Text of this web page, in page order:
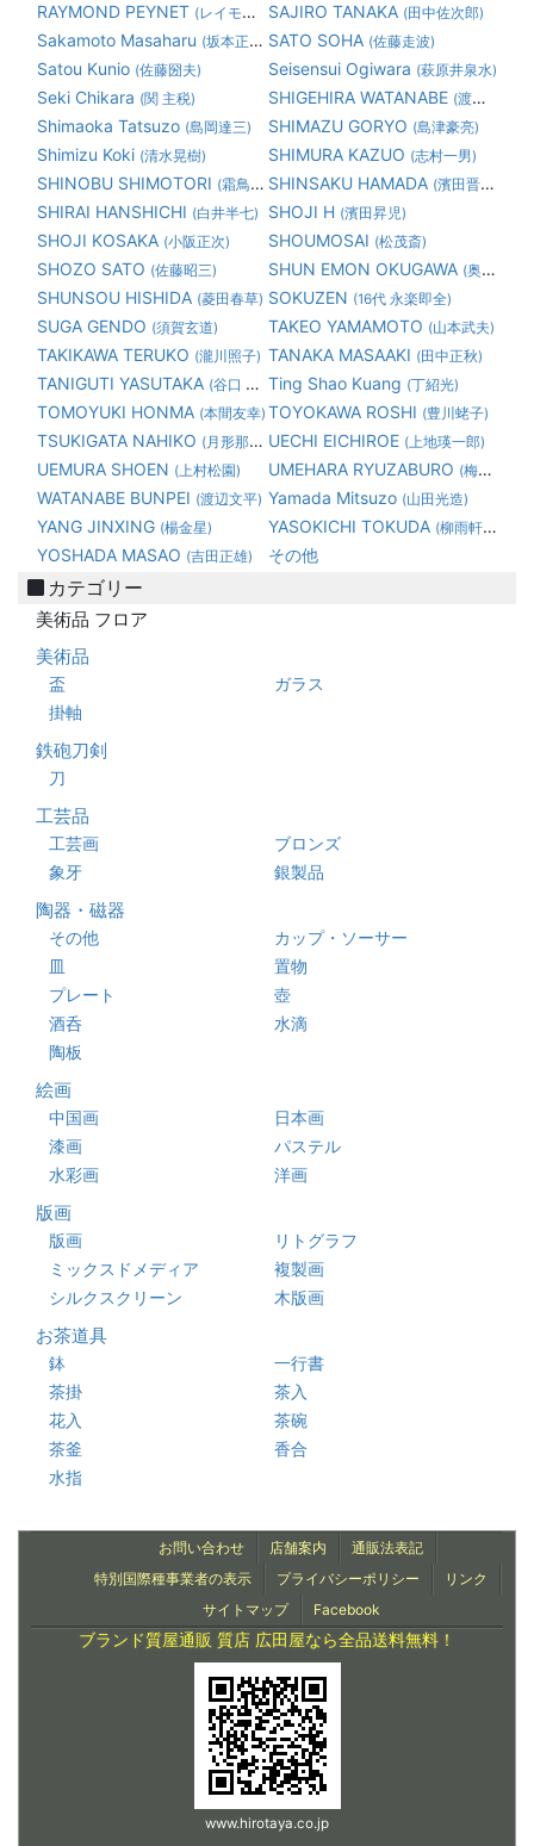
RAYMOND PEYNET (レイモン・ペイネ) SAJIRO TANAKA (田中佐次郎)
Sakamoto Masaharu (坂本正春) SATO SOHA (佐藤走波)
Satou Kunio (佐藤圀夫) Seisensui Ogiwara (萩原井泉水)
Seki Chikara (関 主税) SHIGEHIRA WATANABE (渡邊繁平)
Shimaoka Tatsuzo (島岡達三) SHIMAZU GORYO (島津豪亮)
Shimizu Koki (清水晃樹) SHIMURA KAZUO (志村一男)
SHINOBU SHIMOTORI (霜鳥 忍) SHINSAKU HAMADA (濱田晋作)
SHIRAI HANSHICHI (白井半七) SHOJI H (濱田昇児)
SHOJI KOSAKA (小阪正次) SHOUMOSAI (松茂斎)
SHOZO SATO (佐藤昭三) SHUN EMON OKUGAWA (奥川俊右衛門)
SHUNSOU HISHIDA (菱田春草) SOKUZEN (16代 永楽即全)
SUGA GENDO (須賀玄道) TAKEO YAMAMOTO (山本武夫)
TAKIKAWA TERUKO (瀧川照子) TANAKA MASAAKI (田中正秋)
TANIGUTI YASUTAKA (谷口 康隆) Ting Shao Kuang (丁紹光)
TOMOYUKI HONMA (本間友幸) TOYOKAWA ROSHI (豊川蛯子)
TSUKIGATA NAHIKO (月形那比古) UECHI EICHIROE (上地瑛一郎)
UEMURA SHOEN (上村松園) UMEHARA RYUZABURO (梅原龍三郎)
WATANABE BUNPEI (渡辺文平) Yamada Mitsuzo (山田光造)
YANG JINXING (楊金星) YASOKICHI TOKUDA (柳雨軒三代 徳田八十吉)
YOSHADA MASAO (吉田正雄) その他
カテゴリー
美術品 フロア
美術品
盃
ガラス
掛軸
鉄砲刀剣
刀
工芸品
工芸画
ブロンズ
象牙
銀製品
陶器・磁器
その他
カップ・ソーサー
皿
置物
プレート
壺
酒呑
水滴
陶板
絵画
中国画
日本画
漆画
パステル
水彩画
洋画
版画
版画
リトグラフ
ミックスドメディア
複製画
シルクスクリーン
木版画
お茶道具
鉢
一行書
茶掛
茶入
花入
茶碗
茶釜
香合
水指
お問い合わせ 店舗案内
通販法表記
特別国際種事業者の表示
プライバシーポリシー
リンク
サイトマップ
Facebook
ブランド質屋通販 質店 広田屋なら全品送料無料！
www.hirotaya.co.jp